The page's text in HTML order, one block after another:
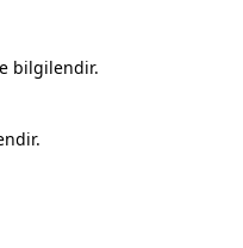
bilgilendir.